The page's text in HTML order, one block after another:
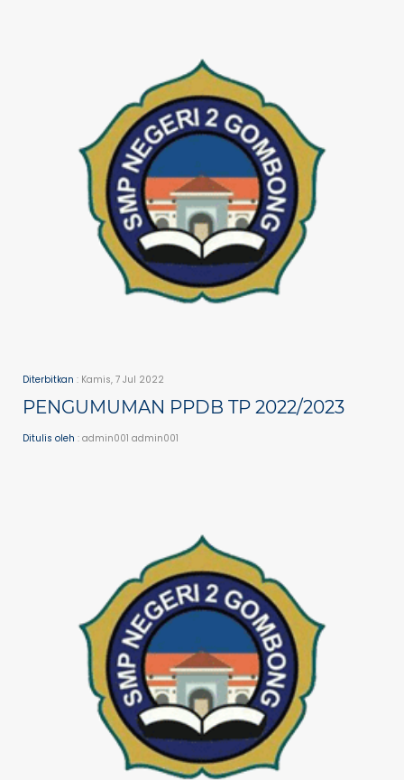
Diterbitkan : Kamis, 7 Jul 2022
PENGUMUMAN PPDB TP 2022/2023
Ditulis oleh : admin001 admin001